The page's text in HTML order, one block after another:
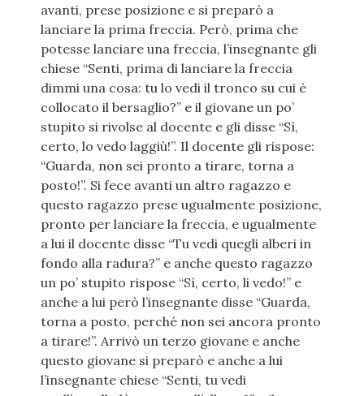
avanti, prese posizione e si preparò a
lanciare la prima freccia. Però, prima che
potesse lanciare una freccia, l’insegnante gli
chiese “Senti, prima di lanciare la freccia
dimmi una cosa: tu lo vedi il tronco su cui è
collocato il bersaglio?” e il giovane un po’
stupito si rivolse al docente e gli disse “Sì,
certo, lo vedo laggiù!”. Il docente gli rispose:
“Guarda, non sei pronto a tirare, torna a
posto!”. Si fece avanti un altro ragazzo e
questo ragazzo prese ugualmente posizione,
pronto per lanciare la freccia, e ugualmente
a lui il docente disse “Tu vedi quegli alberi in
fondo alla radura?” e anche questo ragazzo
un po’ stupito rispose “Sì, certo, li vedo!” e
anche a lui però l’insegnante disse “Guarda,
torna a posto, perché non sei ancora pronto
a tirare!”. Arrivò un terzo giovane e anche
questo giovane si preparò e anche a lui
l’insegnante chiese “Senti, tu vedi